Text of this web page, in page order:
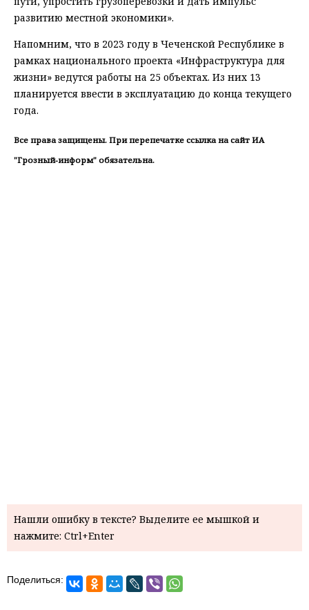
развитию местной экономики».
Напомним, что в 2023 году в Чеченской Республике в
рамках национального проекта «Инфраструктура для
жизни» ведутся работы на 25 объектах. Из них 13
планируется ввести в эксплуатацию до конца текущего
года.
Все права защищены. При перепечатке ссылка на сайт ИА
"Грозный-информ" обязательна.
Нашли ошибку в тексте? Выделите ее мышкой и
нажмите: Ctrl+Enter
Поделиться: